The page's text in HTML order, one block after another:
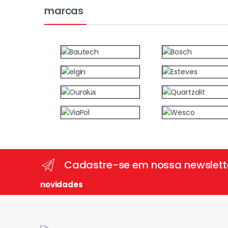
marcas
Cadastre-se em nossa
novidades